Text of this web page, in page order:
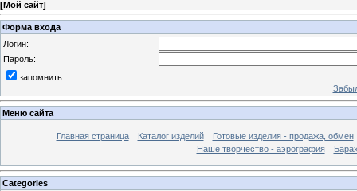
[Мой сайт]
Форма входа
Логин:
Пароль:
запомнить
Меню сайта
Главная страница Каталог изделий
Готовые изделия - продажа, обмен
Наше творчество - аэрография
Categories